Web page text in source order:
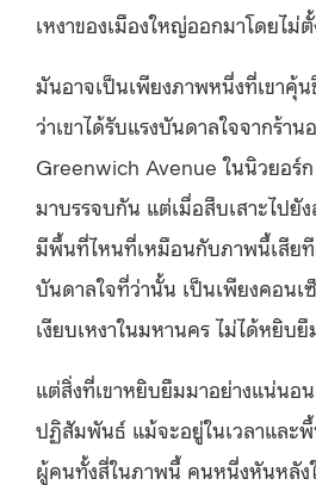
เหงาของเมืองใหญ่ออกมาโดยไม่
มันอาจเป็นเพียงภาพหนึ่งที่เขาคุ้
ว่าเขาได้รับแรงบันดาลใจจากร้า
Greenwich Avenue ในนิวยอร์
มาบรรจบกัน แต่เมื่อสืบเสาะไปยั
มีพื้นที่ไหนที่เหมือนกับภาพนี้เสียที
บันดาลใจที่ว่านั้น เป็นเพียงคอนเ
เงียบเหงาในมหานคร ไม่ได้หยิบ
แต่สิ่งที่เขาหยิบยืมมาอย่างแน่นอ
ปฏิสัมพันธ์ แม้จะอยู่ในเวลาและพื้
ผู้คนทั้งสี่ในภาพนี้ คนหนึ่งหันหลัง